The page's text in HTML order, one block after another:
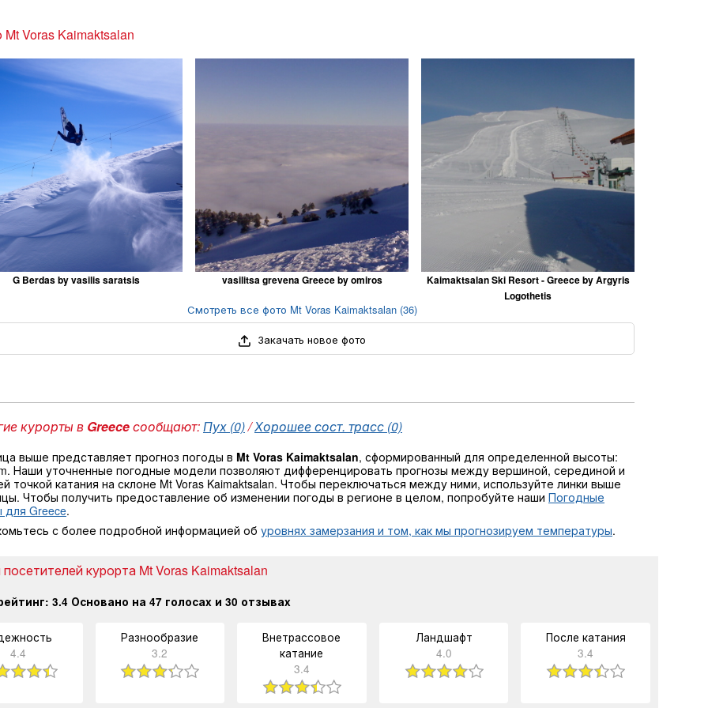
Voras Kaimaktsalan
G Berdas by vasilis saratsis vasilitsa grevena Greece by omiros
Kaimaktsalan Ski Resort - Greece by Argyris
Logothetis
Смотреть все фото Mt Voras Kaimaktsalan (36)
Закачать новое фото
курорты в Greeceсообщают:Пух (0)/Хорошее сост. трасс (0)
выше представляет прогноз погоды в Mt Voras Kaimaktsalan, сформированный для определенной высоты:
Наши уточненные погодные модели позволяют дифференцировать прогнозы между вершиной, серединой и
точкой катания на склоне Mt Voras Kaimaktsalan. Чтобы переключаться между ними, используйте линки выше
Чтобы получить предоставление об изменении погоды в регионе в целом, попробуйте наши Погодные
для Greece.
с более подробной информацией об уровнях замерзания и том, как мы прогнозируем температуры.
курорта Mt Voras Kaimaktsalan
3.4 Основано на 47 голосах и 30 отзывах
4.4
Разнообразие
3.2
Внетрассовое
катание
3.4
Ландшафт
4.0
После катания
3.4